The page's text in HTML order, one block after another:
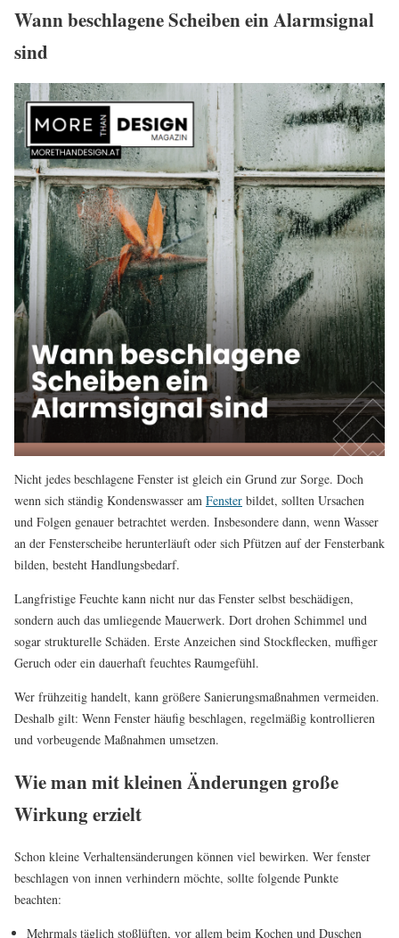
Wann beschlagene Scheiben ein Alarmsignal
sind
Nicht jedes beschlagene Fenster ist gleich ein Grund zur Sorge. Doch
wenn sich ständig Kondenswasser am Fenster bildet, sollten Ursachen
und Folgen genauer betrachtet werden. Insbesondere dann, wenn Wasser
an der Fensterscheibe herunterläuft oder sich Pfützen auf der Fensterbank
bilden, besteht Handlungsbedarf.
Langfristige Feuchte kann nicht nur das Fenster selbst beschädigen,
sondern auch das umliegende Mauerwerk. Dort drohen Schimmel und
sogar strukturelle Schäden. Erste Anzeichen sind Stockflecken, muffiger
Geruch oder ein dauerhaft feuchtes Raumgefühl.
Wer frühzeitig handelt, kann größere Sanierungsmaßnahmen vermeiden.
Deshalb gilt: Wenn Fenster häufig beschlagen, regelmäßig kontrollieren
und vorbeugende Maßnahmen umsetzen.
Wie man mit kleinen Änderungen große
Wirkung erzielt
Schon kleine Verhaltensänderungen können viel bewirken. Wer fenster
beschlagen von innen verhindern möchte, sollte folgende Punkte
beachten:
Mehrmals täglich stoßlüften, vor allem beim Kochen und Duschen